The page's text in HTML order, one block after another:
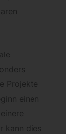
Projekte
einen
kann dies